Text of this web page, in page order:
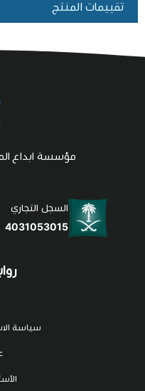
تقييمات المنتج
سياسة
مؤسسة ابداع
السجل التجاري
4031053015